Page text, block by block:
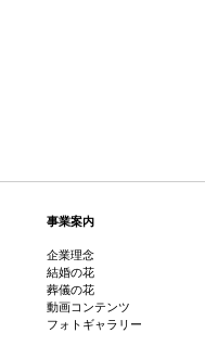
事業案内
企業理念
結婚の花
葬儀の花
動画コンテンツ
フォトギャラリー